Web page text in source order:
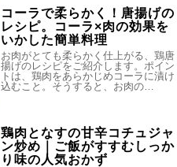
コーラで柔らかく！唐揚げの
レシピ。コーラ×肉の効果を
いかした簡単料理
お肉がとても柔らかく仕上がる、鶏唐
揚げのレシピをご紹介します。ポイン
トは、鶏肉をあらかじめコーラに漬け
込むこと。そうすると、お肉の…
鶏肉となすの甘辛コチュジャ
ン炒め｜ご飯がすすむしっか
り味の人気おかず